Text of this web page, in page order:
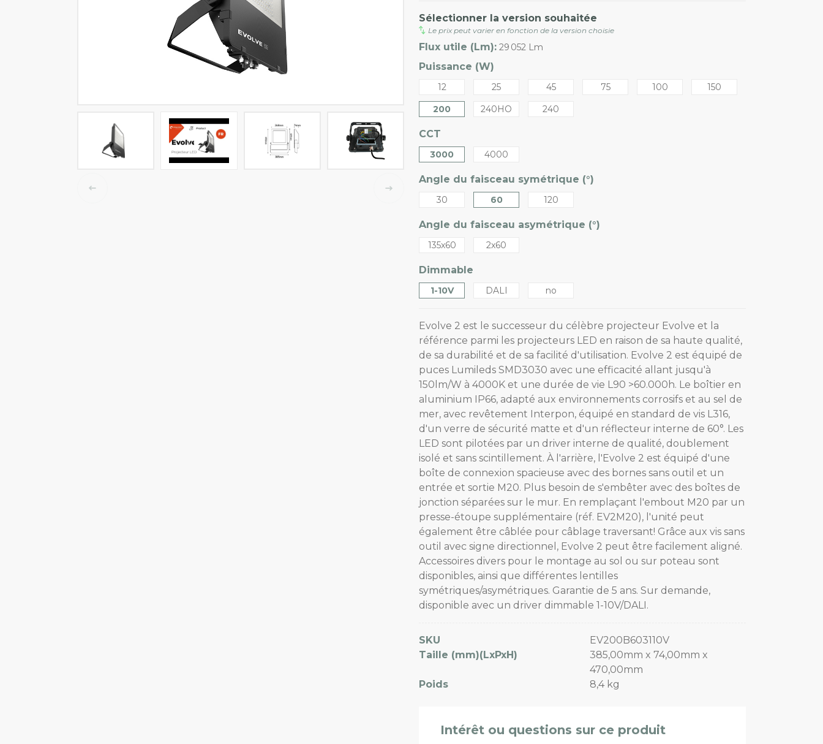
Tracklights
Luminaire LED étanche
Éclairage plafonnier et mur
Sélectionner la version souhaitée
Le prix peut varier en fonction de la version choisie
Flux utile (Lm): 29 052 Lm
Puissance (W)
12 25 45 75 100
150
200
240HO 240
CCT
3000 4000
Angle du faisceau symétrique (°)
30 60 120
Angle du faisceau asymétrique (°)
135x60 2x60
Dimmable
1-10V DALI no
Evolve 2 est le successeur du célèbre projecteur Evolve et la
référence parmi les projecteurs LED en raison de sa haute qualité,
de sa durabilité et de sa facilité d'utilisation. Evolve 2 est équipé de
puces Lumileds SMD3030 avec une efficacité allant jusqu'à
150lm/W à 4000K et une durée de vie L90 >60.000h. Le boîtier en
aluminium IP66, adapté aux environnements corrosifs et au sel de
mer, avec revêtement Interpon, équipé en standard de vis L316,
d'un verre de sécurité matte et d'un réflecteur interne de 60°. Les
LED sont pilotées par un driver interne de qualité, doublement
isolé et sans scintillement. À l'arrière, l'Evolve 2 est équipé d'une
boîte de connexion spacieuse avec des bornes sans outil et un
entrée et sortie M20. Plus besoin de s'embêter avec des boîtes de
jonction séparées sur le mur. En remplaçant l'embout M20 par un
presse-étoupe supplémentaire (réf. EV2M20), l'unité peut
également être câblée pour câblage traversant! Grâce aux vis sans
outil avec signe directionnel, Evolve 2 peut être facilement aligné.
Accessoires divers pour le montage au sol ou sur poteau sont
disponibles, ainsi que différentes lentilles
symétriques/asymétriques. Garantie de 5 ans. Sur demande,
disponible avec un driver dimmable 1-10V/DALI.
SKU
EV200B603110V
Taille (mm)(LxPxH)
385,00mm x 74,00mm x
470,00mm
Poids
8,4 kg
Intérêt ou questions sur ce produit